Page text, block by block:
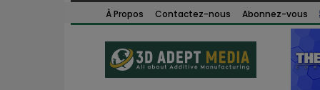
À Propos Contactez-nous Abonnez-vous